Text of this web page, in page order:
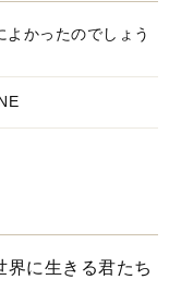
かったのでしょう
界に生きる君たち